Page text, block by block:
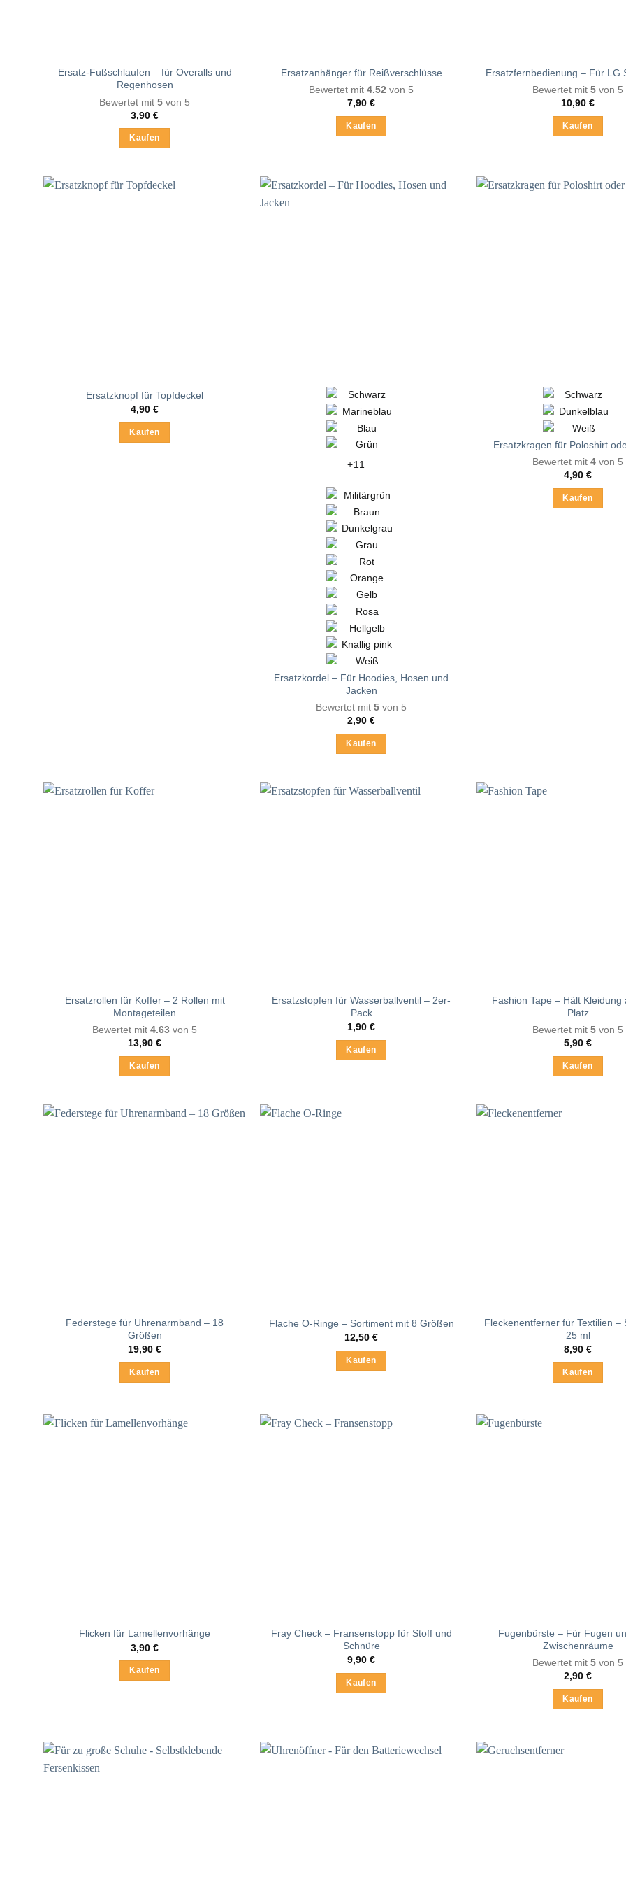
Ersatz-Fußschlaufen – für Overalls und
Regenhosen
Bewertet mit 5 von 5
3,90 €
Kaufen
Ersatzanhänger für Reißverschlüsse
Bewertet mit 4.52 von 5
7,90 €
Kaufen
Ersatzfernbedienung – Für LG
Bewertet mit 5 von 5
10,90 €
Kaufen
Ersatzknopf für Topfdeckel
4,90 €
Kaufen
+11
Ersatzkordel – Für Hoodies, Hosen und
Jacken
Bewertet mit 5 von 5
2,90 €
Kaufen
weist
Ersatzkragen für Poloshirt
Bewertet mit 4 von 5
4,90 €
Kaufen
Ersatzrollen für Koffer – 2 Rollen mit
Montageteilen
Bewertet mit 4.63 von 5
13,90 €
Kaufen
weist
Ersatzstopfen für Wasserballventil – 2er-
Pack
1,90 €
Kaufen
Fashion Tape – Hält Kleidung
Platz
Bewertet mit 5 von 5
5,90 €
Kaufen
Federstege für Uhrenarmband – 18
Größen
19,90 €
Kaufen
Flache O-Ringe – Sortiment mit 8 Größen
12,50 €
Kaufen
Fleckenentferner für Textilien –
25 ml
8,90 €
Kaufen
Flicken für Lamellenvorhänge
3,90 €
Kaufen
Fray Check – Fransenstopp für Stoff und
Schnüre
9,90 €
Kaufen
Fugenbürste – Für Fugen
Zwischenräume
Bewertet mit 5 von 5
2,90 €
Kaufen